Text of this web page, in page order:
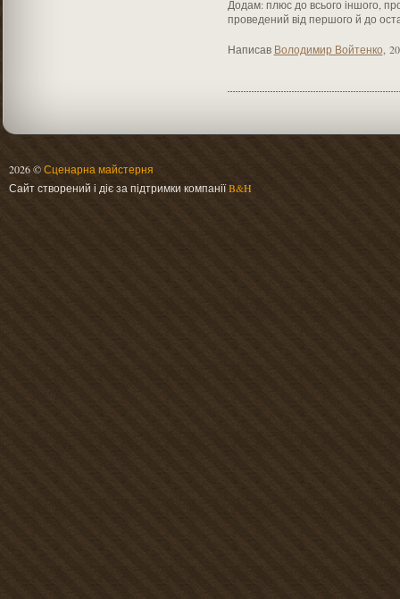
Додам: плюс до всього іншого,
проведений від першого й до
Написав Володимир Войтенко
2026 ©Сценарна майстерня
Сайт створений і діє за підтримки компаніїB&H